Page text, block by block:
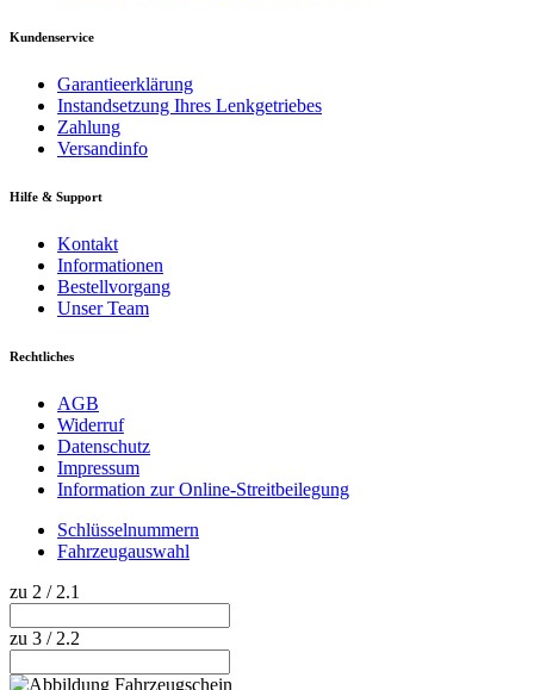
Kundenservice
Garantieerklärung
Instandsetzung Ihres Lenkgetriebes
Zahlung
Versandinfo
Hilfe & Support
Kontakt
Informationen
Bestellvorgang
Unser Team
Rechtliches
AGB
Widerruf
Datenschutz
Impressum
Information zur Online-Streitbeilegung
Schlüsselnummern
Fahrzeugauswahl
zu 2 / 2.1
zu 3 / 2.2